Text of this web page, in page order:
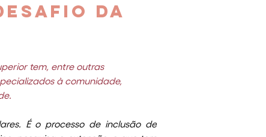
da
tem, entre outras
à comunidade,
É o processo de inclusão de